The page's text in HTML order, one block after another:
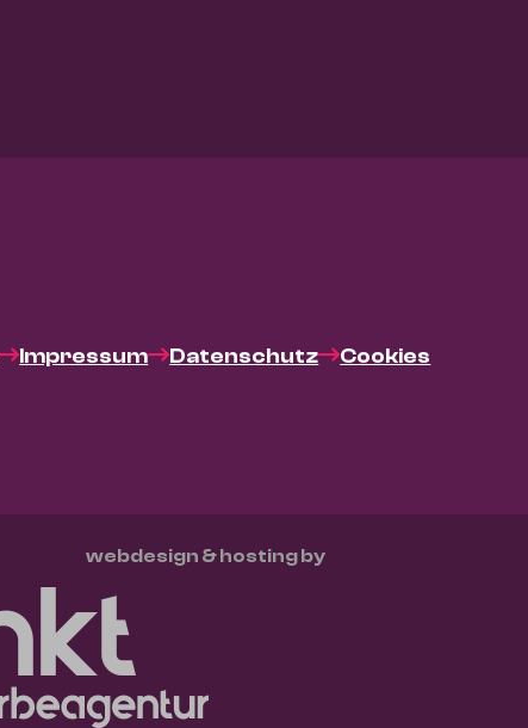
Impressum Datenschutz Cookies
webdesign & hosting by